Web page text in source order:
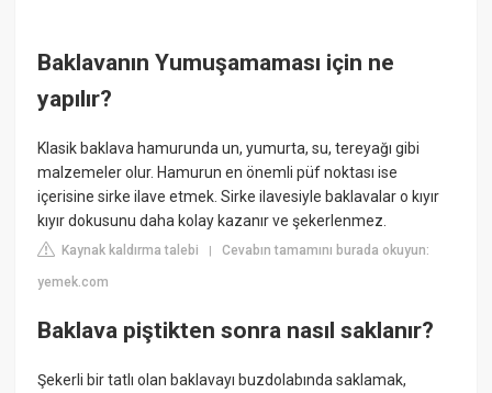
Baklavanın Yumuşamaması için ne
yapılır?
Klasik baklava hamurunda un, yumurta, su, tereyağı gibi
malzemeler olur. Hamurun en önemli püf noktası ise
içerisine sirke ilave etmek. Sirke ilavesiyle baklavalar o kıyır
kıyır dokusunu daha kolay kazanır ve şekerlenmez.
Kaynak kaldırma talebi |Cevabın tamamını burada okuyun:
yemek.com
Baklava piştikten sonra nasıl saklanır?
Şekerli bir tatlı olan baklavayı buzdolabında saklamak,